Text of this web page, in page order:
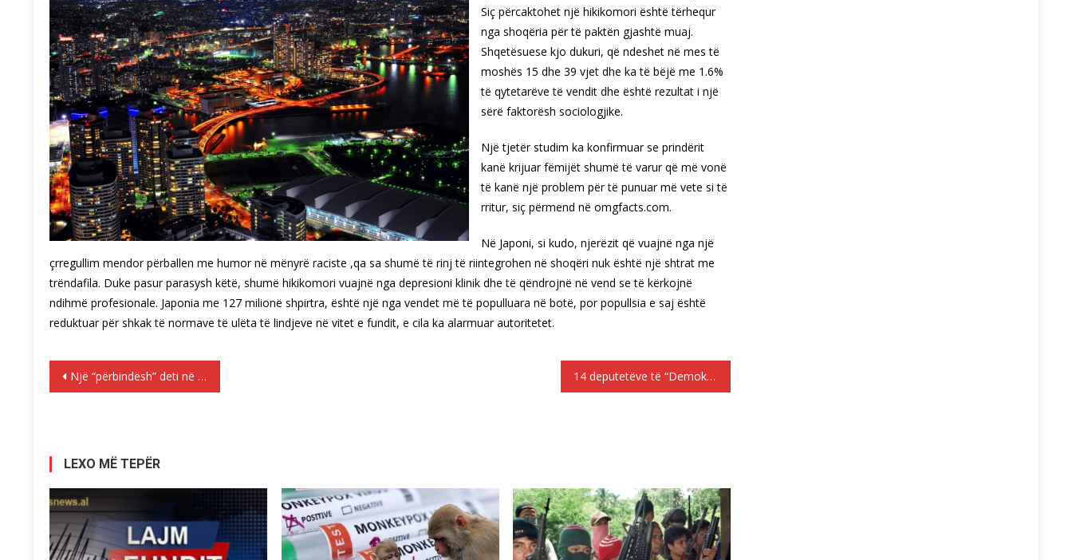
Siç përcaktohet një hikikomori është tërhequr
nga shoqëria për të paktën gjashtë muaj.
Shqetësuese kjo dukuri, që ndeshet në mes të
moshës 15 dhe 39 vjet dhe ka të bëjë me 1.6%
të qytetarëve të vendit dhe është rezultat i një
sërë faktorësh sociologjike.
Një tjetër studim ka konfirmuar se prindërit
kanë krijuar fëmijët shumë të varur që më vonë
të kanë një problem për të punuar më vete si të
rritur, siç përmend në omgfacts.com.
Në Japoni, si kudo, njerëzit që vuajnë nga një
çrregullim mendor përballen me humor në mënyrë raciste ,qa sa shumë të rinj të riintegrohen në shoqëri nuk është një shtrat me
trëndafila. Duke pasur parasysh këtë, shumë hikikomori vuajnë nga depresioni klinik dhe të qëndrojnë në vend se të kërkojnë
ndihmë profesionale. Japonia me 127 milionë shpirtra, është një nga vendet më të populluara në botë, por popullsia e saj është
reduktuar për shkak të normave të ulëta të lindjeve në vitet e fundit, e cila ka alarmuar autoritetet.
Lëvizje
Një “përbindësh” deti në brigjet e Indonezisë 14 deputetëve të “Demokracia e Re” kërkojnë shpjegim për deklaratat e ministrit Kammenou për politikën e jashtme greke në Ballkan
LEXO MË TEPËR